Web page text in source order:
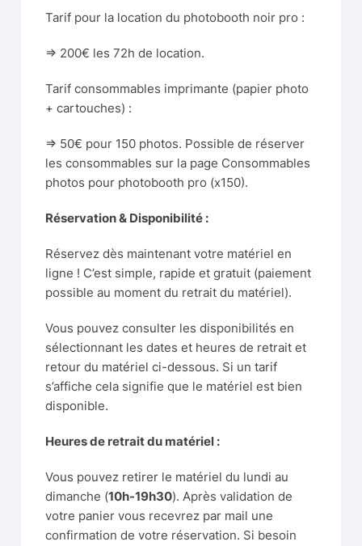
Tarif pour la location du photobooth noir pro :
=> 200€ les 72h de location.
Tarif consommables imprimante (papier photo
+ cartouches) :
=> 50€ pour 150 photos. Possible de réserver
les consommables sur la page Consommables
photos pour photobooth pro (x150).
Réservation & Disponibilité :
Réservez dès maintenant votre matériel en
ligne ! C’est simple, rapide et gratuit (paiement
possible au moment du retrait du matériel).
Vous pouvez consulter les disponibilités en
sélectionnant les dates et heures de retrait et
retour du matériel ci-dessous. Si un tarif
s’affiche cela signifie que le matériel est bien
disponible.
Heures de retrait du matériel :
Vous pouvez retirer le matériel du lundi au
dimanche (10h-19h30). Après validation de
votre panier vous recevrez par mail une
confirmation de votre réservation. Si besoin